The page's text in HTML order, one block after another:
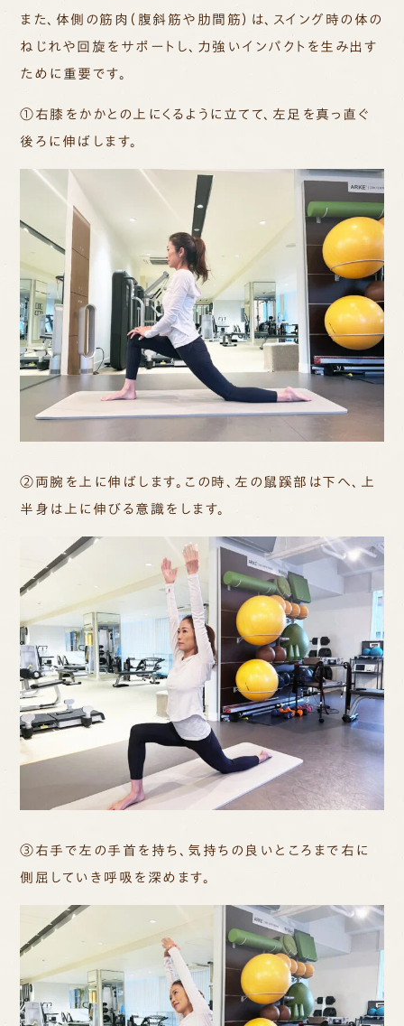
また、体側の筋肉（腹斜筋や肋間筋）は、スイング時の体の
ねじれや回旋をサポートし、力強いインパクトを生み出す
ために重要です。
①右膝をかかとの上にくるように立てて、左足を真っ直ぐ
後ろに伸ばします。
②両腕を上に伸ばします。この時、左の鼠蹊部は下へ、上
半身は上に伸びる意識をします。
③右手で左の手首を持ち、気持ちの良いところまで右に
側屈していき呼吸を深めます。